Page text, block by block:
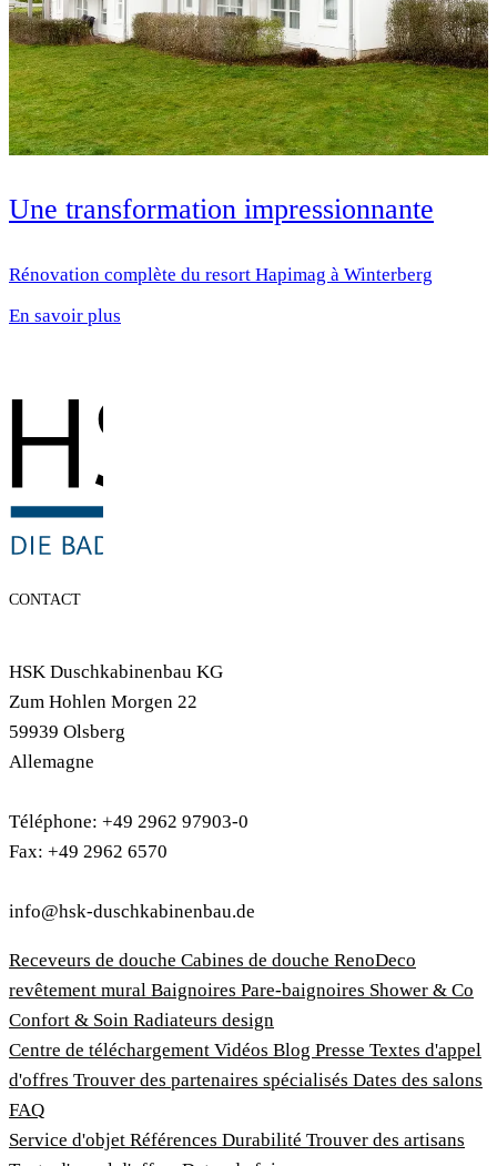
Une transformation impressionnante
Rénovation complète du resort Hapimag à Winterberg
En savoir plus
CONTACT
HSK Duschkabinenbau KG
Zum Hohlen Morgen 22
59939 Olsberg
Allemagne
Téléphone: +49 2962 97903-0
Fax: +49 2962 6570
info@hsk-duschkabinenbau.de
Receveurs de douche Cabines de douche RenoDeco
revêtement mural Baignoires Pare-baignoires Shower & Co
Confort & Soin Radiateurs design
Centre de téléchargement Vidéos Blog Presse Textes d'appel
d'offres Trouver des partenaires spécialisés Dates des salons
FAQ
Service d'objet Références Durabilité Trouver des artisans